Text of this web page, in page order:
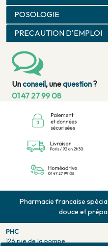
POSOLOGIE
PRECAUTION D'EMPLOI
Unconseil, unequestion?
01 47 27 99 08
Pharmacie francaise
douce et
PHC
126 rue de la pompe